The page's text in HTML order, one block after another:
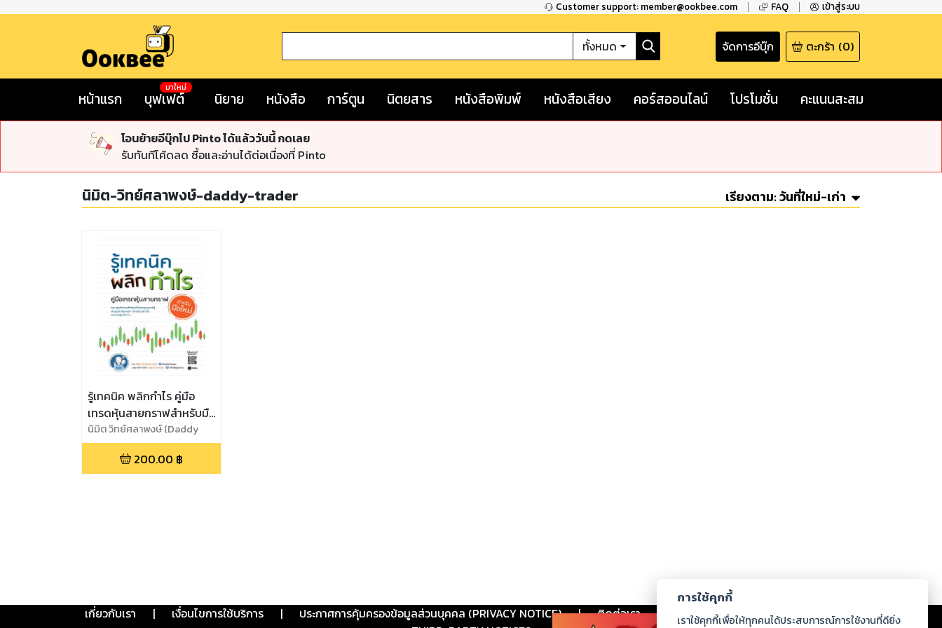
Customer support: member@ookbee.com FAQ เข้าสู่ระบบ
ทั้งหมด จัดการอีบุ๊ก ตะกร้า (0)
หน้าแรก บุฟเฟต์
มาใหม่
นิยาย หนังสือ การ์ตูน นิตยสาร หนังสือพิมพ์ หนังสือเสียง คอร์สออนไลน์ โปรโมชั่น คะแนนสะสม
โอนย้ายอีบุ๊กไป Pinto ได้แล้ววันนี้ กดเลย
รับทันทีโค้ดลด ซื้อและอ่านได้ต่อเนื่องที่ Pinto
นิมิต-วิทย์ศลาพงษ์-daddy-trader เรียงตาม:วันที่ใหม่-เก่า
รู้เทคนิค พลิกกำไร คู่มือ
เทรดหุ้นสายกราฟสำหรับมือ
ใหม่
นิมิต วิทย์ศลาพงษ์ (Daddy
Trader)
200.00 ฿
เกี่ยวกับเรา | เงื่อนไขการใช้บริการ | ประกาศการคุ้มครองข้อมูลส่วนบุคคล (PRIVACY NOTICE) | ติดต่อเรา ร่วมงานกับเรา ดาวน์โหลด
การใช้คุกกี้
เราใช้คุกกี้เพื่อให้ทุกคนได้ประสบการณ์การใช้งานที่ดียิ่ง